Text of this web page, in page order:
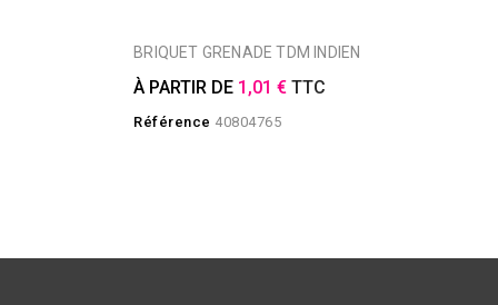
BRIQUET GRENADE TDM INDIEN
À PARTIR DE 1,01 € TTC
Référence 40804765